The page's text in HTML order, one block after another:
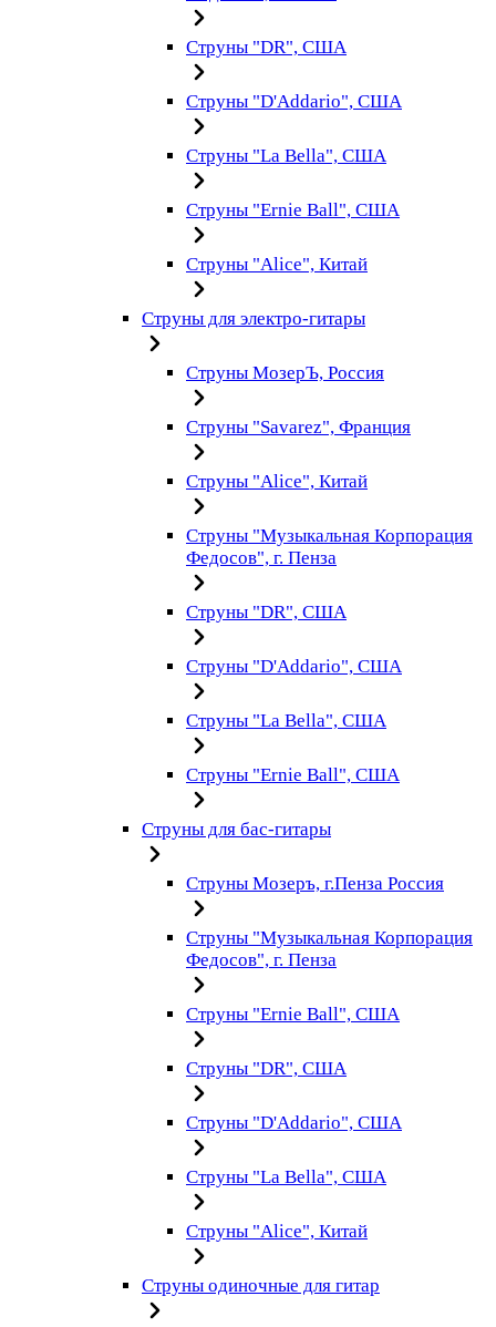
Струны "DR", США
Струны "D'Addario", США
Струны "La Bella", США
Струны "Ernie Ball", США
Струны "Alice", Китай
Струны для электро-гитары
Струны МозерЪ, Россия
Струны "Savarez", Франция
Струны "Alice", Китай
Струны "Музыкальная Корпорация
Федосов", г. Пенза
Струны "DR", США
Струны "D'Addario", США
Струны "La Bella", США
Струны "Ernie Ball", США
Струны для бас-гитары
Струны Мозеръ, г.Пенза Россия
Струны "Музыкальная Корпорация
Федосов", г. Пенза
Струны "Ernie Ball", США
Струны "DR", США
Струны "D'Addario", США
Струны "La Bella", США
Струны "Alice", Китай
Струны одиночные для гитар